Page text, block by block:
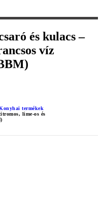
és kulacs –
víz
termékek
lime-os és